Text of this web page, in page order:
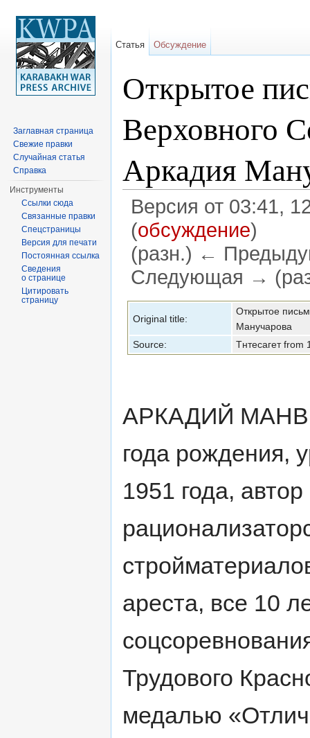
Открытое
Верховного
Аркадия
Версия от 03:41,
(обсуждение)
(разн.) ←
Следующая →
Original title:
Открытое
Манучарова
Source:
Тнтесагет from
АРКАДИЙ
года рождения,
1951 года,
ареста, все 10
Трудового
медалью
Статья Обсуждение
Заглавная страница
Свежие правки
Случайная статья
Справка
Инструменты
Ссылки сюда
Связанные правки
Спецстраницы
Версия для печати
Постоянная ссылка
Сведения
о странице
Цитировать
страницу